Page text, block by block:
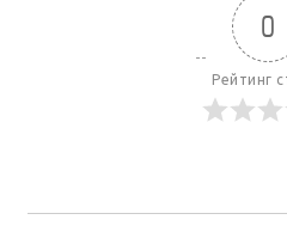
0
Рейтинг